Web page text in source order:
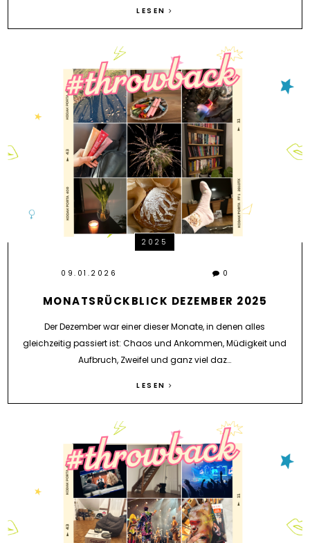
LESEN
2025
09.01.2026 0
MONATSRÜCKBLICK DEZEMBER 2025
Der Dezember war einer dieser Monate, in denen alles
gleichzeitig passiert ist: Chaos und Ankommen, Müdigkeit und
Aufbruch, Zweifel und ganz viel daz…
LESEN